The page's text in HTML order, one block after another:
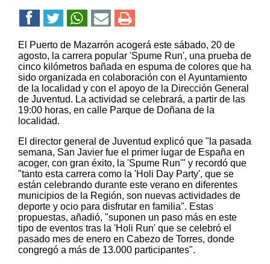
El Puerto de Mazarrón acogerá este sábado, 20 de
agosto, la carrera popular 'Spume Run', una prueba de
cinco kilómetros bañada en espuma de colores que ha
sido organizada en colaboración con el Ayuntamiento
de la localidad y con el apoyo de la Dirección General
de Juventud. La actividad se celebrará, a partir de las
19:00 horas, en calle Parque de Doñana de la
localidad.
El director general de Juventud explicó que "la pasada
semana, San Javier fue el primer lugar de España en
acoger, con gran éxito, la 'Spume Run'" y recordó que
"tanto esta carrera como la 'Holi Day Party', que se
están celebrando durante este verano en diferentes
municipios de la Región, son nuevas actividades de
deporte y ocio para disfrutar en familia". Estas
propuestas, añadió, "suponen un paso más en este
tipo de eventos tras la 'Holi Run' que se celebró el
pasado mes de enero en Cabezo de Torres, donde
congregó a más de 13.000 participantes".